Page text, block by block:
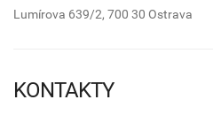
Lumírova 639/2, 700 30 Ostrava
KONTAKTY